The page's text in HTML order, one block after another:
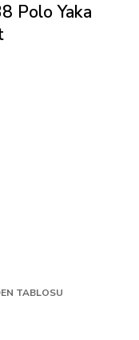
Polo Yaka
TABLOSU